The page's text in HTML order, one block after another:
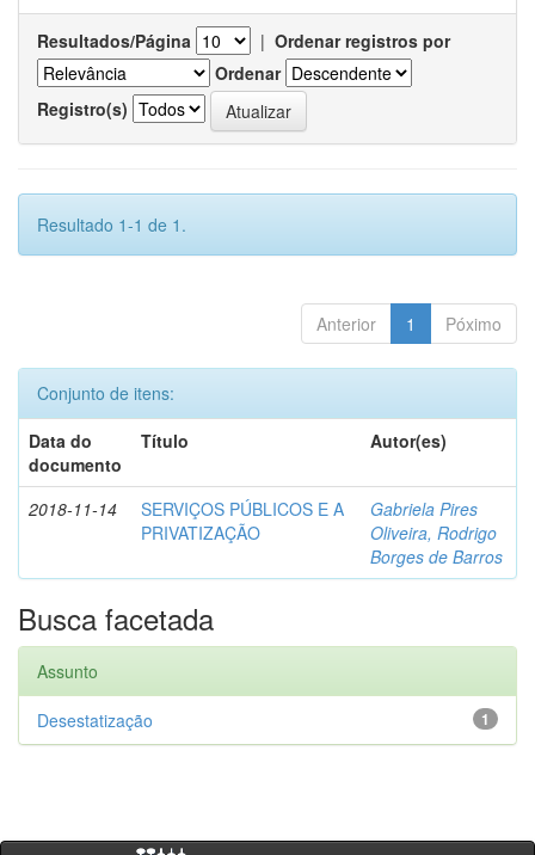
Resultados/Página | Ordenar registros por
Ordenar
Registro(s)
Resultado 1-1 de 1.
Anterior 1 Póximo
Conjunto de itens:
Data do
documento
Título Autor(es)
2018-11-14
SERVIÇOS PÚBLICOS E A
PRIVATIZAÇÃO
Gabriela Pires
Oliveira, Rodrigo
Borges de Barros
Busca facetada
Assunto
1
Desestatização